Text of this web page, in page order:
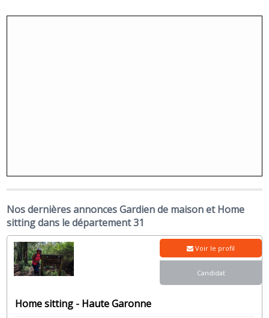
Nos dernières annonces Gardien de maison et Home
sitting dans le département 31
Home sitting - Haute Garonne
Voir le profil
Candidat